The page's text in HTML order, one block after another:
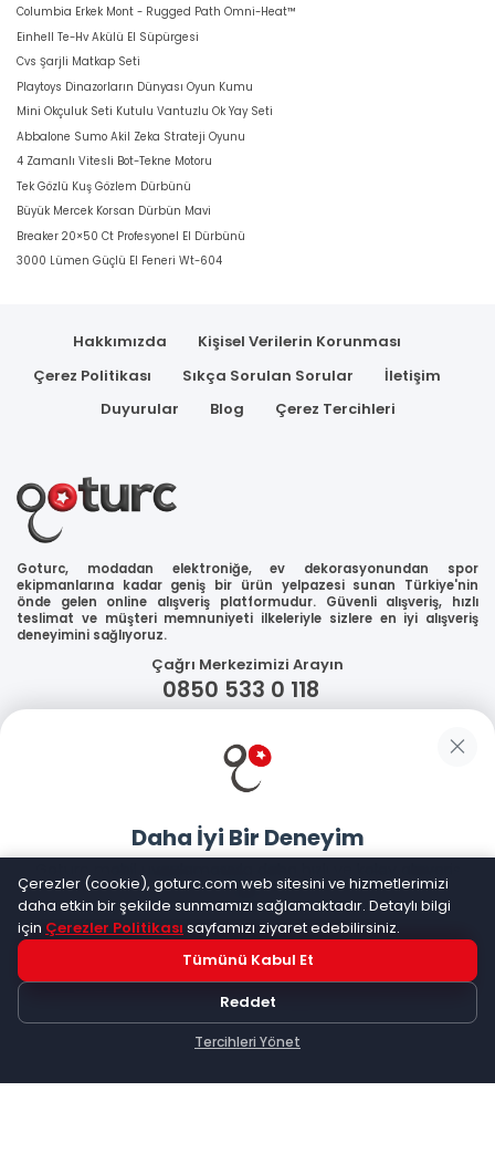
Columbia Erkek Mont - Rugged Path Omni-Heat™
Einhell Te-Hv Akülü El Süpürgesi
Cvs Şarjli Matkap Seti
Playtoys Dinazorların Dünyası Oyun Kumu
Mini Okçuluk Seti Kutulu Vantuzlu Ok Yay Seti
Abbalone Sumo Akil Zeka Strateji Oyunu
4 Zamanlı Vitesli Bot-Tekne Motoru
Tek Gözlü Kuş Gözlem Dürbünü
Büyük Mercek Korsan Dürbün Mavi
Breaker 20×50 Ct Profesyonel El Dürbünü
3000 Lümen Güçlü El Feneri Wt-604
Hakkımızda
Kişisel Verilerin Korunması
Çerez Politikası
Sıkça Sorulan Sorular
İletişim
Duyurular
Blog Çerez Tercihleri
Goturc, modadan elektroniğe, ev dekorasyonundan spor
ekipmanlarına kadar geniş bir ürün yelpazesi sunan Türkiye'nin
önde gelen online alışveriş platformudur. Güvenli alışveriş, hızlı
teslimat ve müşteri memnuniyeti ilkeleriyle sizlere en iyi alışveriş
deneyimini sağlıyoruz.
Çağrı Merkezimizi Arayın
0850 533 0 118
Güvenliğiniz
Sosyal Medya
Mobil Uygulamalarımız
Daha İyi Bir Deneyim
Goturc mobil uygulamasıyla daha hızlı ve kolay alışveriş
yapın
Hemen Dene!
Uygulama yüklüyse açılacak, değilseGoogle Play'e
yönlendirileceksiniz
Çerezler (cookie), goturc.com web sitesini ve hizmetlerimizi
daha etkin bir şekilde sunmamızı sağlamaktadır. Detaylı bilgi
için Çerezler Politikası sayfamızı ziyaret edebilirsiniz.
Tümünü Kabul Et
Reddet
Tercihleri Yönet